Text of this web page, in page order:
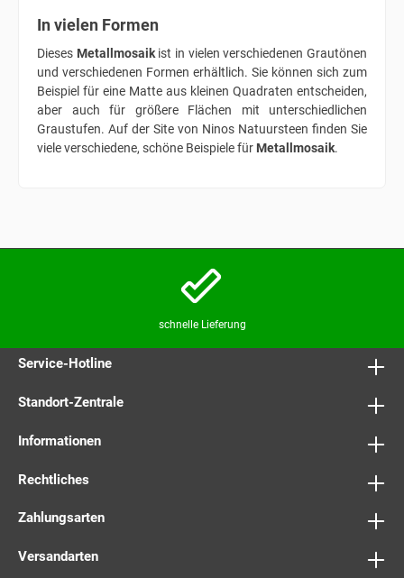
In vielen Formen
Dieses Metallmosaikist in vielen verschiedenen Grautönen
und verschiedenen Formen erhältlich. Sie können sich zum
Beispiel für eine Matte aus kleinen Quadraten entscheiden,
aber auch für größere Flächen mit unterschiedlichen
Graustufen. Auf der Site von Ninos Natuursteen finden Sie
viele verschiedene, schöne Beispiele für Metallmosaik.
schnelle Lieferung
Service-Hotline
Standort-Zentrale
Informationen
Rechtliches
Zahlungsarten
Versandarten